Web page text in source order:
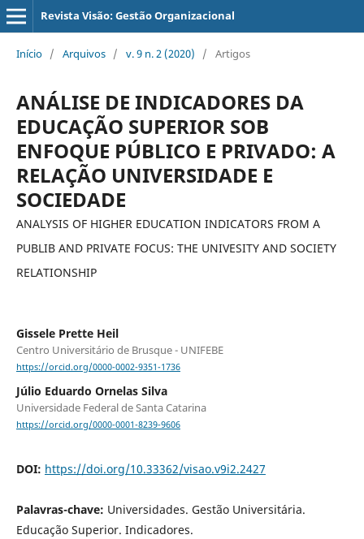
Revista Visão: Gestão Organizacional
Início / Arquivos / v. 9 n. 2 (2020) / Artigos
ANÁLISE DE INDICADORES DA
EDUCAÇÃO SUPERIOR SOB
ENFOQUE PÚBLICO E PRIVADO: A
RELAÇÃO UNIVERSIDADE E
SOCIEDADE
ANALYSIS OF HIGHER EDUCATION INDICATORS FROM A
PUBLIB AND PRIVATE FOCUS: THE UNIVESITY AND SOCIETY
RELATIONSHIP
Gissele Prette Heil
Centro Universitário de Brusque - UNIFEBE
https://orcid.org/0000-0002-9351-1736
Júlio Eduardo Ornelas Silva
Universidade Federal de Santa Catarina
https://orcid.org/0000-0001-8239-9606
DOI: https://doi.org/10.33362/visao.v9i2.2427
Palavras-chave: Universidades. Gestão Universitária.
Educação Superior. Indicadores.